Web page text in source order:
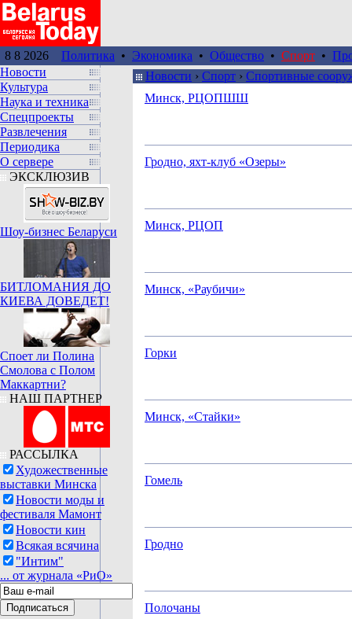
8 8 2026 Политика • Экономика • Общество • Спорт •
Новости
Культура
Наука и техника
Спецпроекты
Развлечения
Периодика
О сервере
ЭКСКЛЮЗИВ
Шоу-бизнес Беларуси
БИТЛОМАНИЯ ДО
КИЕВА ДОВЕДЕТ!
Споет ли Полина
Смолова с Полом
Маккартни?
НАШ ПАРТНЕР
РАССЫЛКА
Художественные
выставки Минска
Новости моды и
фестиваля Мамонт
Новости кин
Всякая всячина
"Интим"
... от журнала «РиО»
Новости › Спорт › Спортивные
Минск, РЦОПШШ
Гродно, яхт-клуб «Озеры»
Минск, РЦОП
Минск, «Раубичи»
Горки
Минск, «Стайки»
Гомель
Гродно
Полочаны